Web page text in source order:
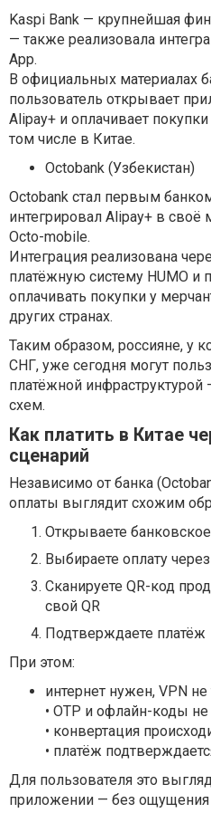
Kaspi Bank — крупнейшая
— также реализовала
App.
В официальных материалах
пользователь открывает
Alipay+ и оплачивает
том числе в Китае.
Octobank (Узбекистан)
Octobank стал первым
интегрировал Alipay+ в
Octo-mobile.
Интеграция реализована
платёжную систему HUMO и
оплачивать покупки у
других странах.
Таким образом, россияне, у
СНГ, уже сегодня могут
платёжной
схем.
Как платить в Китае
сценарий
Независимо от банка
оплаты выглядит схожим
Открываете
Выбираете оплату
Сканируете QR-код
свой QR
Подтверждаете платёж
При этом:
интернет нужен, VPN не
• OTP и офлайн-коды
• конвертация
• платёж
Для пользователя это
приложении — без ощущения